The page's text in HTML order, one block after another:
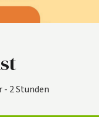
- 2 Stunden